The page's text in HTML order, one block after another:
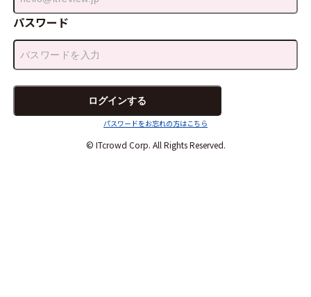
パスワード
パスワードをお忘れの方はこちら
© ITcrowd Corp. All Rights Reserved.